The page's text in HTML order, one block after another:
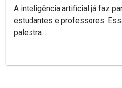
A inteligência artificial já faz
estudantes e professores.
palestra...